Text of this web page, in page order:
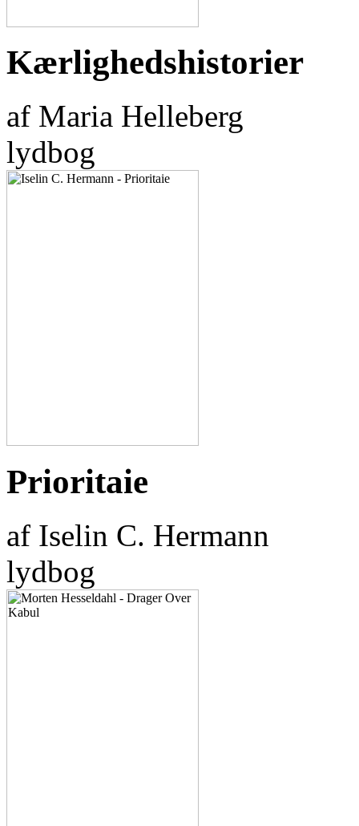
Kærlighedshistorier
af Maria Helleberg
lydbog
Prioritaie
af Iselin C. Hermann
lydbog